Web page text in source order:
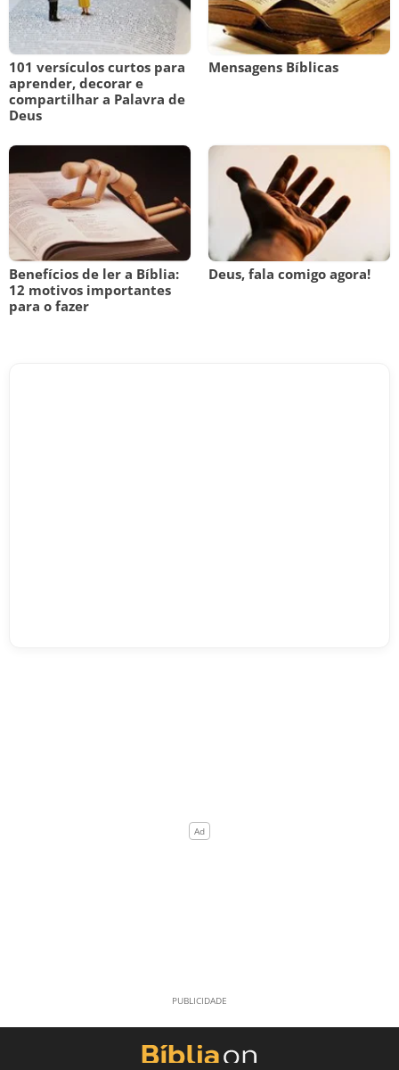
101 versículos curtos para
aprender, decorar e
compartilhar a Palavra de
Deus
Mensagens Bíblicas
Benefícios de ler a Bíblia:
12 motivos importantes
para o fazer
Deus, fala comigo agora!